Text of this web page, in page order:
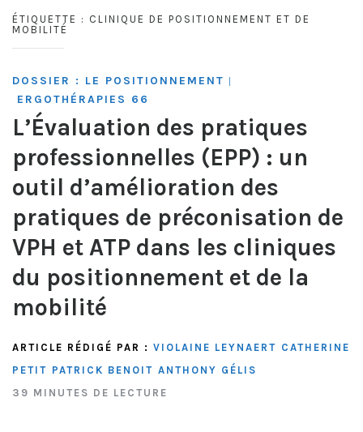
ÉTIQUETTE : CLINIQUE DE POSITIONNEMENT ET DE
MOBILITÉ
DOSSIER : LE POSITIONNEMENT |
ERGOTHÉRAPIES 66
L’Évaluation des pratiques
professionnelles (EPP) : un
outil d’amélioration des
pratiques de préconisation de
VPH et ATP dans les cliniques
du positionnement et de la
mobilité
ARTICLE RÉDIGÉ PAR : VIOLAINE LEYNAERT CATHERINE
PETIT PATRICK BENOIT ANTHONY GÉLIS
39 MINUTES DE LECTURE